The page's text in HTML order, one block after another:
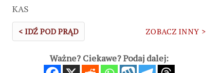
KAS
< IDŹ POD PRĄD ZOBACZ INNY >
Ważne? Ciekawe? Podaj dalej: